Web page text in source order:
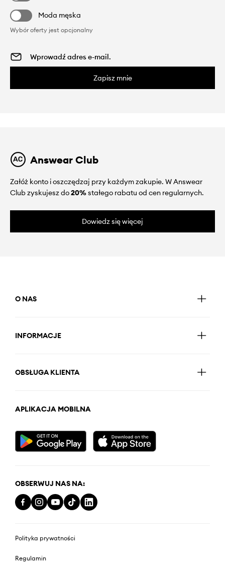
Moda męska
Wybór oferty jest opcjonalny
Zapisz mnie
Answear Club
Załóż konto i oszczędzaj przy każdym zakupie. W Answear
Club zyskujesz do20%stałego rabatu od cen regularnych.
Dowiedz się więcej
O NAS
INFORMACJE
OBSŁUGA KLIENTA
APLIKACJA MOBILNA
OBSERWUJ NAS NA:
Polityka prywatności
Regulamin